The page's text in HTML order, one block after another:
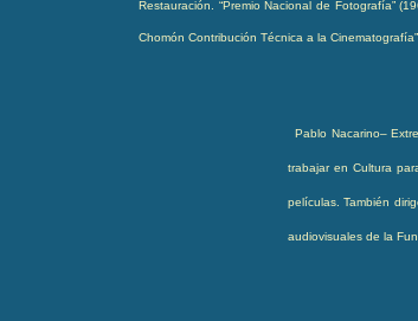
Restauración. “Premio Nacional de Fotografía”
Chomón Contribución Técnica a la
Pablo Nacarino–
trabajar en Cultura
películas. También
audiovisuales de la